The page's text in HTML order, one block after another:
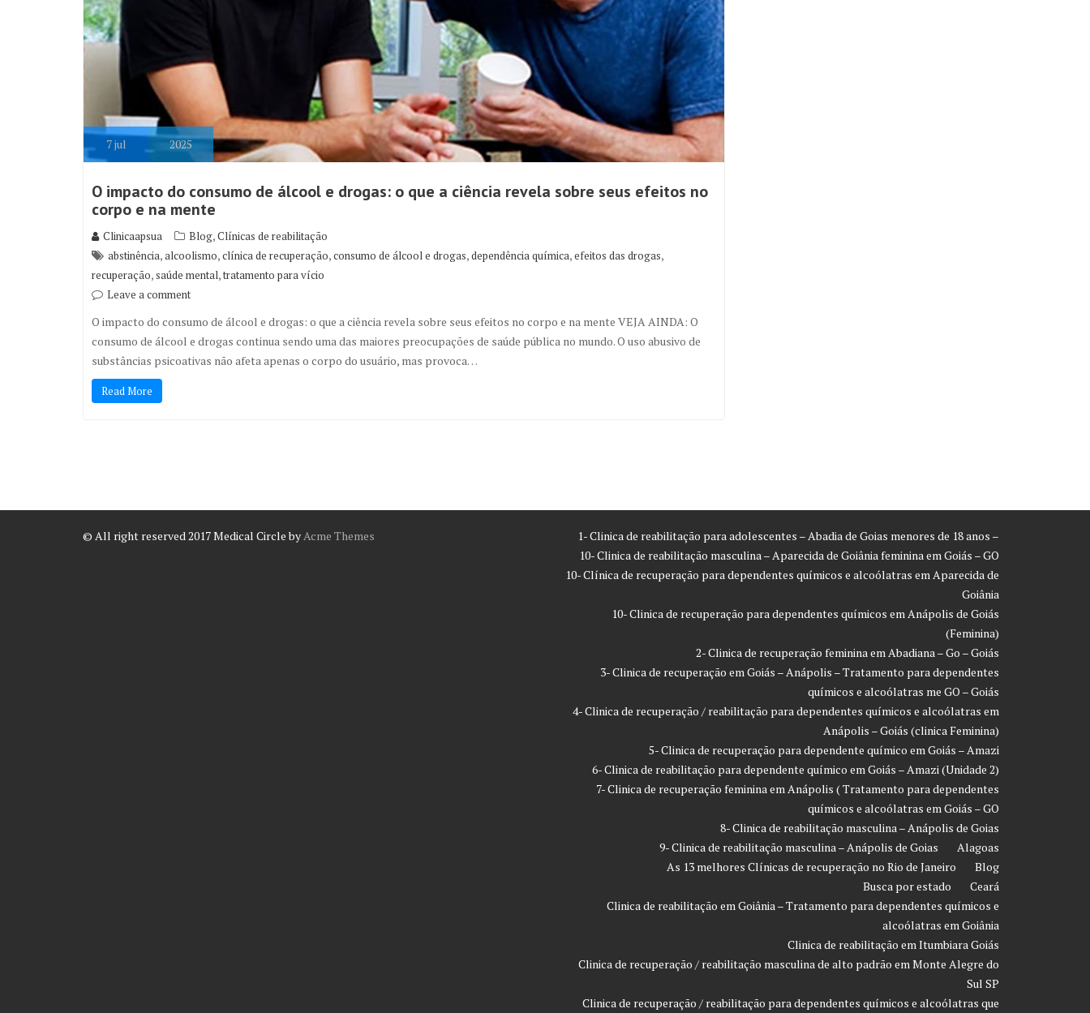
7jul 2025
O impacto do consumo de álcool e drogas: o que a ciência revela sobre seus efeitos no
corpo e na mente
Clinicaapsua Blog,Clínicas de reabilitação
abstinência,alcoolismo,clínica de recuperação,consumo de álcool e drogas,dependência química,efeitos das drogas,
recuperação,saúde mental,tratamento para vício
Leave a comment
O impacto do consumo de álcool e drogas: o que a ciência revela sobre seus efeitos no corpo e na mente VEJA AINDA: O
consumo de álcool e drogas continua sendo uma das maiores preocupações de saúde pública no mundo. O uso abusivo de
substâncias psicoativas não afeta apenas o corpo do usuário, mas provoca…
Read More
© All right reserved 2017Medical Circle by Acme Themes
1- Clinica de reabilitação para adolescentes – Abadia de Goias menores de 18 anos –
10- Clinica de reabilitação masculina – Aparecida de Goiânia feminina em Goiás – GO
10- Clínica de recuperação para dependentes químicos e alcoólatras em Aparecida de
Goiânia
10- Clinica de recuperação para dependentes químicos em Anápolis de Goiás
(Feminina)
2- Clinica de recuperação feminina em Abadiana – Go – Goiás
3- Clinica de recuperação em Goiás – Anápolis – Tratamento para dependentes
químicos e alcoólatras me GO – Goiás
4- Clinica de recuperação / reabilitação para dependentes químicos e alcoólatras em
Anápolis – Goiás (clinica Feminina)
5- Clinica de recuperação para dependente químico em Goiás – Amazi
6- Clinica de reabilitação para dependente químico em Goiás – Amazi (Unidade 2)
7- Clinica de recuperação feminina em Anápolis ( Tratamento para dependentes
químicos e alcoólatras em Goiás – GO
8- Clinica de reabilitação masculina – Anápolis de Goias
9- Clinica de reabilitação masculina – Anápolis de Goias
Alagoas
As 13 melhores Clínicas de recuperação no Rio de Janeiro
Blog
Busca por estado
Ceará
Clinica de reabilitação em Goiânia – Tratamento para dependentes químicos e
alcoólatras em Goiânia
Clinica de reabilitação em Itumbiara Goiás
Clinica de recuperação / reabilitação masculina de alto padrão em Monte Alegre do
Sul SP
Clinica de recuperação / reabilitação para dependentes químicos e alcoólatras que